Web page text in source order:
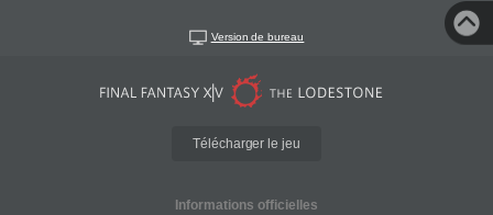
Version de bureau
Télécharger le jeu
Informations officielles